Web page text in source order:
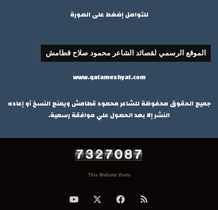
للتواصل إضغط على الصورة
الموقع الرسمي لقصائد الشاعر محمود صلاح قطامش
www.qatameshyat.com
جميع الحقوق محفوظة للشاعر محمود قطامش ويمنع النسخ أو إعاده
النشر إلا بعد الحصول علي موافقة رسمية.
This Website Visits
ملخصفيسبوك ‫YouTube